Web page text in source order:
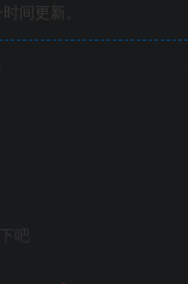
间更新。
吧